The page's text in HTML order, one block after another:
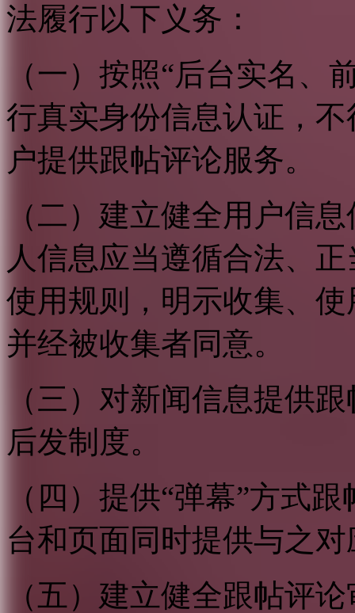
法履行以下义务：
（一）按照“后台实名、
行真实身份信息认证，
户提供跟帖评论服务。
（二）建立健全用户信
人信息应当遵循合法、
使用规则，明示收集、
并经被收集者同意。
（三）对新闻信息提供
后发制度。
（四）提供“弹幕”方式
台和页面同时提供与之
（五）建立健全跟帖评